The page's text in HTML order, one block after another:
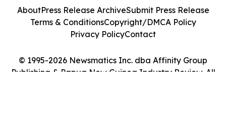
© 1995-2026 Newsmatics Inc. dba Affinity Group
Publishing & Papua New Guinea Industry Review. All
AboutPress Release ArchiveSubmit Press Release
Terms & ConditionsCopyright/DMCA Policy
Privacy PolicyContact